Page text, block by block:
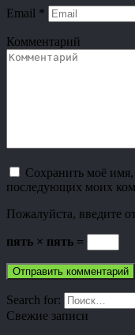
Email *
Комментарий
Сохранить моё имя,
последующих моих
Пожалуйста, введите
пять × пять =
Search for:
Свежие записи